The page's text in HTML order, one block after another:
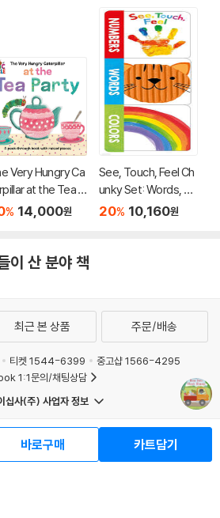
Very Hungry Ca
at the Tea P
% 14,000원
See, Touch, Feel Ch
unky Set: Words, Nu
mbers and Colors
20% 10,160원
이 산 분야 책
바로구매 카트담기
최근 본 상품 주문/배송
티켓 1544-6399
중고샵 1566-4295
1:1문의/채팅상담
십사(주) 사업자 정보
인정보처리방침
청소년보호정책
회사소개
거래처관계자께